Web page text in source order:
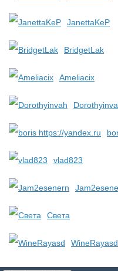
JanettaKeP
BridgetLak
Ameliacix
vlad823
Света
WineRayasd